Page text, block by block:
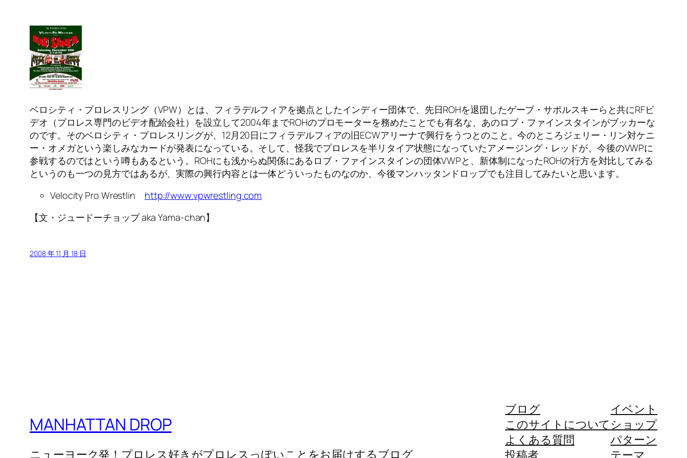
ベロシティ・プロレスリング（VPW）とは、フィラデルフィアを拠点としたインディー団体で、先日ROHを退団したゲーブ・サポルスキーらと共にRFビ
デオ（プロレス専門のビデオ配給会社）を設立して2004年までROHのプロモーターを務めたことでも有名な、あのロブ・ファインスタインがブッカーな
のです。そのベロシティ・プロレスリングが、12月20日にフィラデルフィアの旧ECWアリーナで興行をうつとのこと。今のところジェリー・リン対ケニ
ー・オメガという楽しみなカードが発表になっている。そして、怪我でプロレスを半リタイア状態になっていたアメージング・レッドが、今後のVWPに
参戦するのではという噂もあるという。ROHにも浅からぬ関係にあるロブ・ファインスタインの団体VWPと、新体制になったROHの行方を対比してみる
というのも一つの見方ではあるが、実際の興行内容とは一体どういったものなのか、今後マンハッタンドロップでも注目してみたいと思います。
Velocity Pro Wrestlin http://www.vpwrestling.com
【文・ジュードーチョップ aka Yama-chan】
2008 年 11 月 18 日
MANHATTAN DROP
ニューヨーク発！プロレス好きがプロレスっぽいことをお届けするブログ
ブログ
このサイトについて
よくある質問
イベント
ショップ
パターン